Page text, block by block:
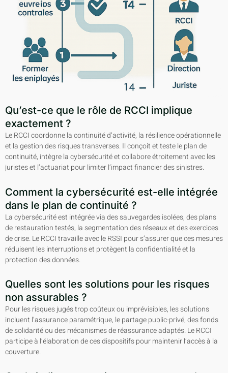
Qu’est-ce que le rôle de RCCI implique
exactement ?
Le RCCI coordonne la continuité d’activité, la résilience opérationnelle
et la gestion des risques transverses. Il conçoit et teste le plan de
continuité, intègre la cybersécurité et collabore étroitement avec les
juristes et l’actuariat pour limiter l’impact financier des sinistres.
Comment la cybersécurité est-elle intégrée
dans le plan de continuité ?
La cybersécurité est intégrée via des sauvegardes isolées, des plans
de restauration testés, la segmentation des réseaux et des exercices
de crise. Le RCCI travaille avec le RSSI pour s’assurer que ces mesures
réduisent les interruptions et protègent la confidentialité et la
protection des données.
Quelles sont les solutions pour les risques
non assurables ?
Pour les risques jugés trop coûteux ou imprévisibles, les solutions
incluent l’assurance paramétrique, le partage public-privé, des fonds
de solidarité ou des mécanismes de réassurance adaptés. Le RCCI
participe à l’élaboration de ces dispositifs pour maintenir l’accès à la
couverture.